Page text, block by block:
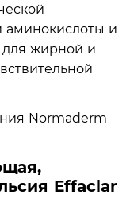
аминокислоты и
для жирной и
Effaclar